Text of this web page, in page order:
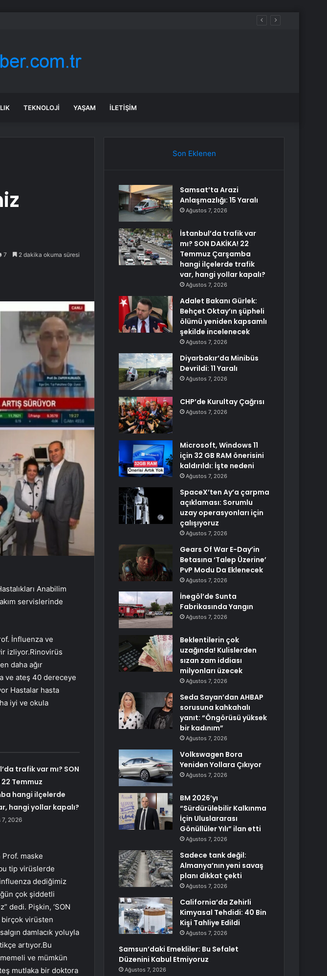
Çarşamba hangi ilçelerde trafik var, hangi yollar kapalı?
TEKNOLOJI YAŞAM İLETIŞIM
7 2 dakika okuma süresi
Anabilim
servislerinde
İnfluenza ve
izliyor.Rinovirüs
daha ağır
ve ateş 40 dereceye
Hastalar hasta
iyi ve okula
trafik var mı? SON
22 Temmuz
hangi ilçelerde
hangi yollar kapalı?
7, 2026
Prof. maske
tip virüslerde
dediğimiz
çok şiddetli
dedi. Pişkin, ‘SON
birçok virüsten
damlacık yoluyla
artıyor.Bu
ve mümkün
mutlaka bir doktora
Son Eklenen
Samsat’ta Arazi
Anlaşmazlığı: 15 Yaralı
Ağustos 7, 2026
İstanbul’da trafik var
mı? SON DAKİKA! 22
Temmuz Çarşamba
hangi ilçelerde trafik
var, hangi yollar kapalı?
Ağustos 7, 2026
Adalet Bakanı Gürlek:
Behçet Oktay’ın şüpheli
ölümü yeniden kapsamlı
şekilde incelenecek
Ağustos 7, 2026
Diyarbakır’da Minibüs
Devrildi: 11 Yaralı
Ağustos 7, 2026
CHP’de Kurultay Çağrısı
Ağustos 7, 2026
Microsoft, Windows 11
için 32 GB RAM önerisini
kaldırıldı: İşte nedeni
Ağustos 7, 2026
SpaceX’ten Ay’a çarpma
açıklaması: Sorumlu
uzay operasyonları için
çalışıyoruz
Ağustos 7, 2026
Gears Of War E-Day’in
Betasına ‘Talep Üzerine’
PvP Modu Da Eklenecek
Ağustos 7, 2026
İnegöl’de Sunta
Fabrikasında Yangın
Ağustos 7, 2026
Beklentilerin çok
uzağında! Kulislerden
sızan zam iddiası
milyonları üzecek
Ağustos 7, 2026
Seda Sayan’dan AHBAP
sorusuna kahkahalı
yanıt: “Öngörüsü yüksek
bir kadınım”
Ağustos 7, 2026
Volkswagen Bora
Yeniden Yollara Çıkıyor
Ağustos 7, 2026
BM 2026’yı
“Sürdürülebilir Kalkınma
İçin Uluslararası
Gönüllüler Yılı” ilan etti
Ağustos 7, 2026
Sadece tank değil:
Almanya’nın yeni savaş
planı dikkat çekti
Ağustos 7, 2026
California’da Zehirli
Kimyasal Tehdidi: 40 Bin
Kişi Tahliye Edildi
Ağustos 7, 2026
Samsun’daki Emekliler: Bu Sefalet
Düzenini Kabul Etmiyoruz
Ağustos 7, 2026